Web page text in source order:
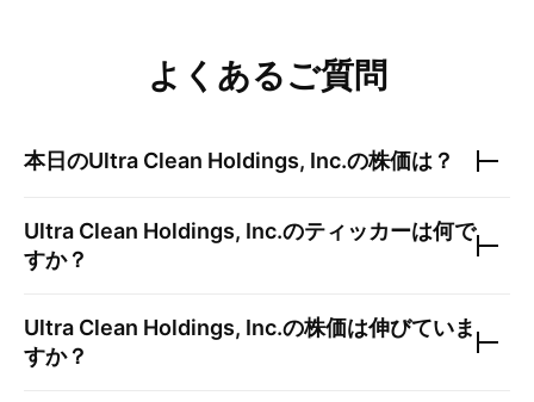
よくあるご質問
本日のUltra Clean Holdings, Inc.の株価は？
Ultra Clean Holdings, Inc.のティッカーは何で
すか？
Ultra Clean Holdings, Inc.の株価は伸びていま
すか？